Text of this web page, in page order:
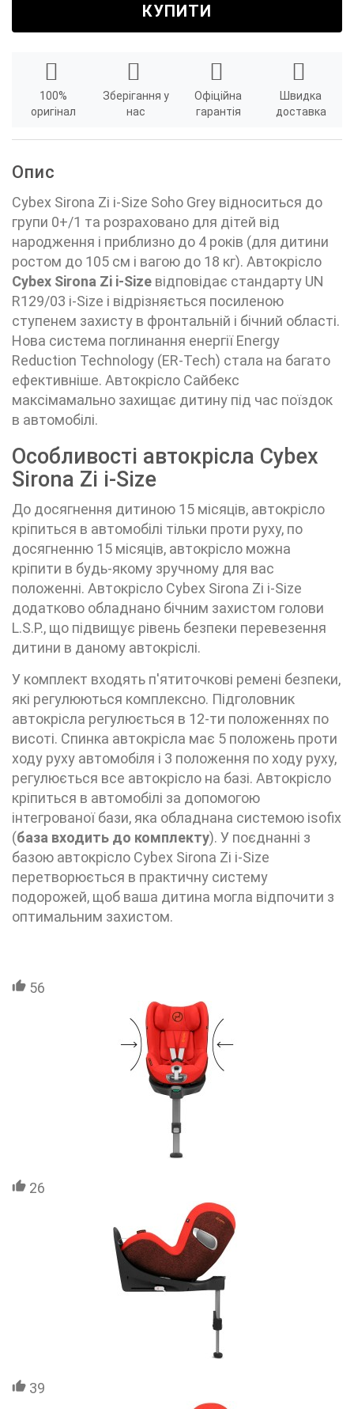
КУПИТИ
100%
оригінал
Зберігання у
нас
Офіційна
гарантія
Швидка
доставка
Опис
Cybex Sirona Zi i-Size Soho Grey відноситься до
групи 0+/1 та розраховано для дітей від
народження і приблизно до 4 років (для дитини
ростом до 105 см і вагою до 18 кг). Автокрісло
Cybex Sirona Zi i-Size відповідає стандарту UN
R129/03 i-Size і відрізняється посиленою
ступенем захисту в фронтальній і бічний області.
Нова система поглинання енергії Energy
Reduction Technology (ER-Tech) стала на багато
ефективніше. Автокрісло Сайбекс
максімамально захищає дитину під час поїздок
в автомобілі.
Особливості автокрісла Cybex
Sirona Zi i-Size
До досягнення дитиною 15 місяців, автокрісло
кріпиться в автомобілі тільки проти руху, по
досягненню 15 місяців, автокрісло можна
кріпити в будь-якому зручному для вас
положенні. Автокрісло Cybex Sirona Zi i-Size
додатково обладнано бічним захистом голови
L.S.P., що підвищує рівень безпеки перевезення
дитини в даному автокріслі.
У комплект входять п'ятиточкові ремені безпеки,
які регулюються комплексно. Підголовник
автокрісла регулюється в 12-ти положеннях по
висоті. Спинка автокрісла має 5 положень проти
ходу руху автомобіля і 3 положення по ходу руху,
регулюється все автокрісло на базі. Автокрісло
кріпиться в автомобілі за допомогою
інтегрованої бази, яка обладнана системою isofix
(база входить до комплекту). У поєднанні з
базою автокрісло Cybex Sirona Zi i-Size
перетворюється в практичну систему
подорожей, щоб ваша дитина могла відпочити з
оптимальним захистом.
56
26
39